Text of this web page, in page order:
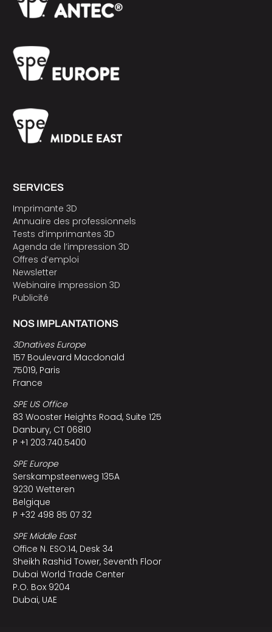
SERVICES
Imprimante 3D
Annuaire des professionnels
Tests d’imprimantes 3D
Agenda de l’impression 3D
Offres d’emploi
Newsletter
Webinaire impression 3D
Publicité
NOS IMPLANTATIONS
3Dnatives Europe
157 Boulevard Macdonald
75019, Paris
France
SPE US Office
83 Wooster Heights Road, Suite 125
Danbury, CT 06810
P +1 203.740.5400
SPE Europe
Serskampsteenweg 135A
9230 Wetteren
Belgique
P +32 498 85 07 32
SPE Middle East
Office N. ESO:14, Desk 34
Sheikh Rashid Tower, Seventh Floor
Dubai World Trade Center
P.O. Box 9204
Dubai, UAE